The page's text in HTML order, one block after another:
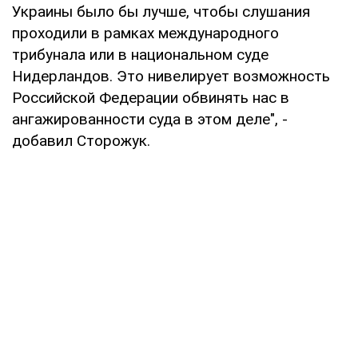
Украины было бы лучше, чтобы слушания
проходили в рамках международного
трибунала или в национальном суде
Нидерландов. Это нивелирует возможность
Российской Федерации обвинять нас в
ангажированности суда в этом деле", -
добавил Сторожук.